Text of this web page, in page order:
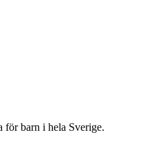
för barn i hela Sverige.